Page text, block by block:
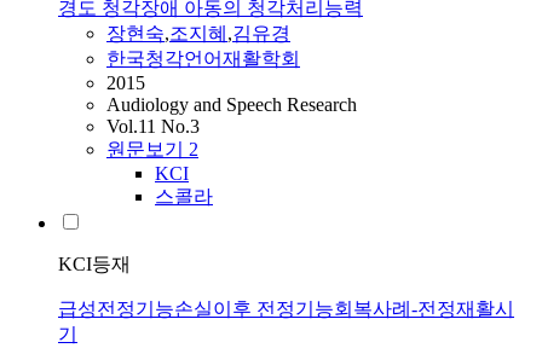
경도 청각장애 아동의 청각처리능력
장현숙,조지혜 ,김유경
한국청각언어재활학회
2015
Audiology and Speech Research
Vol.11 No.3
원문보기 2
KCI
스콜라
KCI등재
급성전정기능손실이후 전정기능회복사례-전정재활시
기